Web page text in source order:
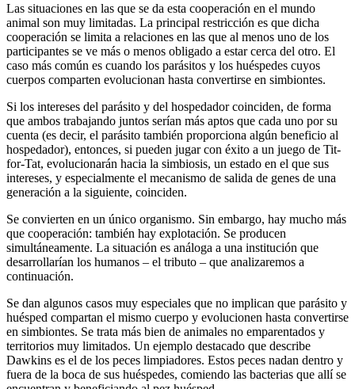
Las situaciones en las que se da esta cooperación en el mundo
animal son muy limitadas. La principal restricción es que dicha
cooperación se limita a relaciones en las que al menos uno de los
participantes se ve más o menos obligado a estar cerca del otro. El
caso más común es cuando los parásitos y los huéspedes cuyos
cuerpos comparten evolucionan hasta convertirse en simbiontes.
Si los intereses del parásito y del hospedador coinciden, de forma
que ambos trabajando juntos serían más aptos que cada uno por su
cuenta (es decir, el parásito también proporciona algún beneficio al
hospedador), entonces, si pueden jugar con éxito a un juego de Tit-
for-Tat, evolucionarán hacia la simbiosis, un estado en el que sus
intereses, y especialmente el mecanismo de salida de genes de una
generación a la siguiente, coinciden.
Se convierten en un único organismo. Sin embargo, hay mucho más
que cooperación: también hay explotación. Se producen
simultáneamente. La situación es análoga a una institución que
desarrollarían los humanos – el tributo – que analizaremos a
continuación.
Se dan algunos casos muy especiales que no implican que parásito y
huésped compartan el mismo cuerpo y evolucionen hasta convertirse
en simbiontes. Se trata más bien de animales no emparentados y
territorios muy limitados. Un ejemplo destacado que describe
Dawkins es el de los peces limpiadores. Estos peces nadan dentro y
fuera de la boca de sus huéspedes, comiendo las bacterias que allí se